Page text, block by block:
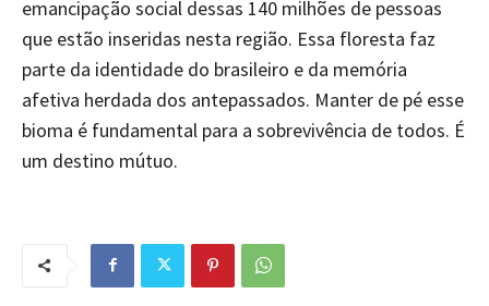
emancipação social dessas 140 milhões de pessoas
que estão inseridas nesta região. Essa floresta faz
parte da identidade do brasileiro e da memória
afetiva herdada dos antepassados. Manter de pé esse
bioma é fundamental para a sobrevivência de todos. É
um destino mútuo.